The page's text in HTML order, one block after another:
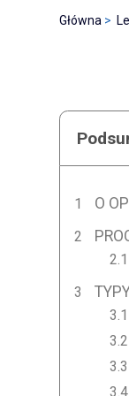
Główna
O